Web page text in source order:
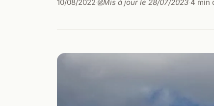
10/08/2022· Mis à jour le 28/07/2023·4 min